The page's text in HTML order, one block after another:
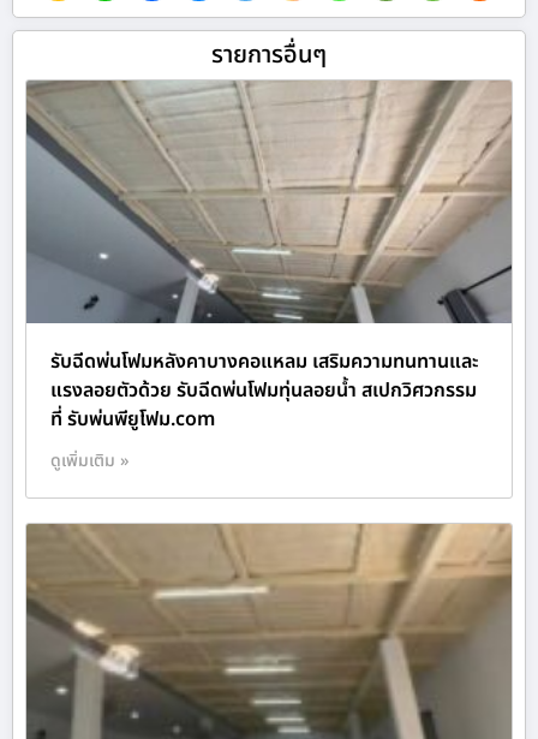
รายการอื่นๆ
รับฉีดพ่นโฟมหลังคาบางคอแหลม เสริมความทนทานและ
แรงลอยตัวด้วย รับฉีดพ่นโฟมทุ่นลอยน้ำ สเปกวิศวกรรม
ที่ รับพ่นพียูโฟม.com
ดูเพิ่มเติม »